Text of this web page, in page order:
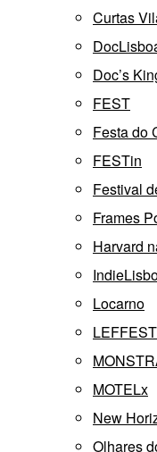
Curtas
Doc’s
FEST
Festa do
FESTin
Festival
Frames
Harvard
Locarno
LEFFEST
MOTELx
New
Olhares